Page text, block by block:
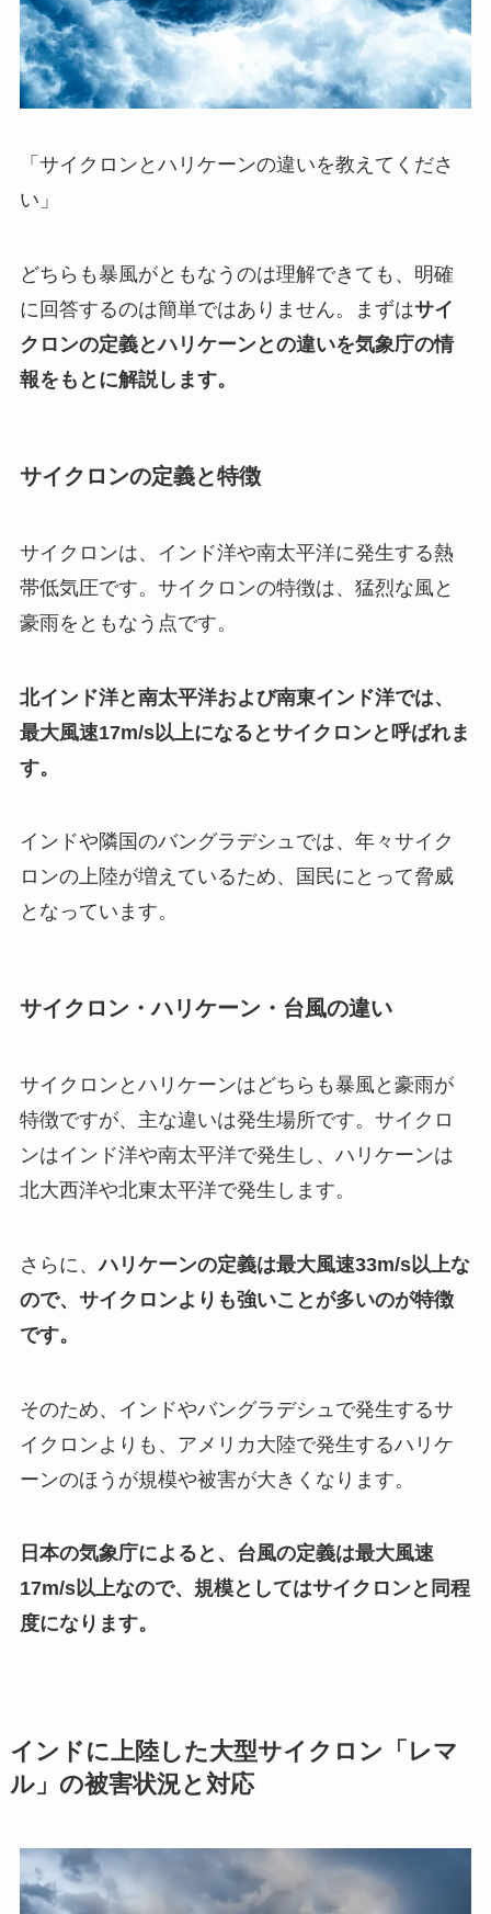
「サイクロンとハリケーンの違いを教えてくださ
い」
どちらも暴風がともなうのは理解できても、明確
に回答するのは簡単ではありません。まずはサイ
クロンの定義とハリケーンとの違いを気象庁の情
報をもとに解説します。
サイクロンの定義と特徴
サイクロンは、インド洋や南太平洋に発生する熱
帯低気圧です。サイクロンの特徴は、猛烈な風と
豪雨をともなう点です。
北インド洋と南太平洋および南東インド洋では、
最大風速17m/s以上になるとサイクロンと呼ばれま
す。
インドや隣国のバングラデシュでは、年々サイク
ロンの上陸が増えているため、国民にとって脅威
となっています。
サイクロン・ハリケーン・台風の違い
サイクロンとハリケーンはどちらも暴風と豪雨が
特徴ですが、主な違いは発生場所です。サイクロ
ンはインド洋や南太平洋で発生し、ハリケーンは
北大西洋や北東太平洋で発生します。
さらに、ハリケーンの定義は最大風速33m/s以上な
ので、サイクロンよりも強いことが多いのが特徴
です。
そのため、インドやバングラデシュで発生するサ
イクロンよりも、アメリカ大陸で発生するハリケ
ーンのほうが規模や被害が大きくなります。
日本の気象庁によると、台風の定義は最大風速
17m/s以上なので、規模としてはサイクロンと同程
度になります。
インドに上陸した大型サイクロン「レマ
ル」の被害状況と対応